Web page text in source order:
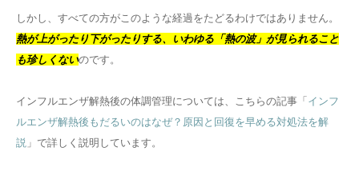
しかし、すべての方がこのような経過をたどるわけではありません。
熱が上がったり下がったりする、いわゆる「熱の波」が見られること
も珍しくないのです。
インフルエンザ解熱後の体調管理については、こちらの記事「 インフ
ルエンザ解熱後もだるいのはなぜ？原因と回復を早める対処法を解
説 」で詳しく説明しています。